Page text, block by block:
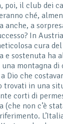
poi, il club dei
ché,
anche, a
In
cura
e sostenuta ha
montagna
Dio che
in una
corti di
non c’è